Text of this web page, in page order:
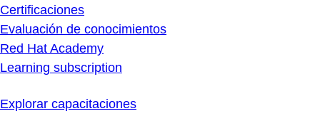
Certificaciones
Evaluación de conocimientos
Red Hat Academy
Learning subscription
Explorar capacitaciones